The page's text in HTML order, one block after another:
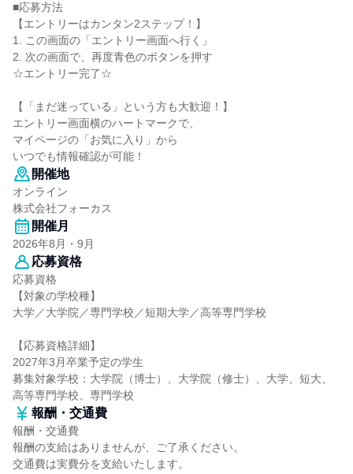
■応募方法
【エントリーはカンタン2ステップ！】
1. この画面の「エントリー画面へ行く」
2. 次の画面で、再度青色のボタンを押す
☆エントリー完了☆
【「まだ迷っている」という方も大歓迎！】
エントリー画面横のハートマークで、
マイページの「お気に入り」から
いつでも情報確認が可能！
開催地
オンライン
株式会社フォーカス
開催月
2026年8月・9月
応募資格
応募資格
【対象の学校種】
大学／大学院／専門学校／短期大学／高等専門学校
【応募資格詳細】
2027年3月卒業予定の学生
募集対象学校：大学院（博士）、大学院（修士）、大学、短大、
高等専門学校、専門学校
報酬・交通費
報酬・交通費
報酬の支給はありませんが、ご了承ください。
交通費は実費分を支給いたします。